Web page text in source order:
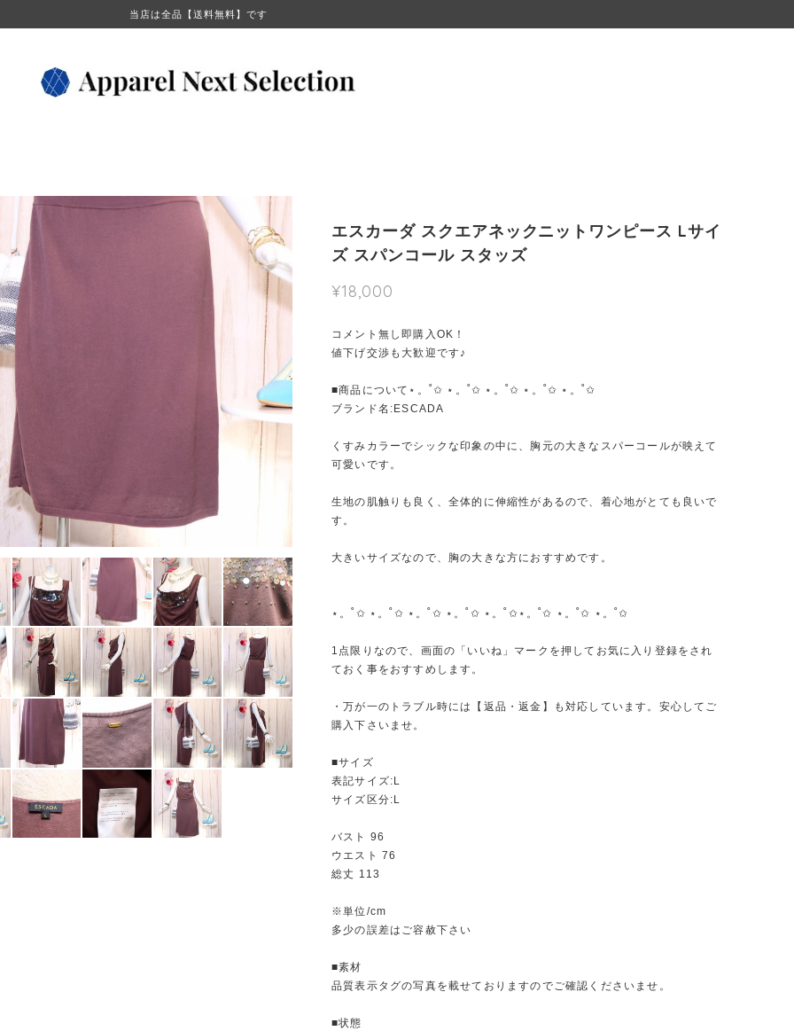
当店は全品【送料無料】です
エスカーダ スクエアネックニットワンピース Lサイ
ズ スパンコール スタッズ
¥18,000
コメント無し即購入OK！
値下げ交渉も大歓迎です♪
■商品について⋆。˚✩ ⋆。˚✩ ⋆。˚✩ ⋆。˚✩ ⋆。˚✩
ブランド名:ESCADA
くすみカラーでシックな印象の中に、胸元の大きなスパーコールが映えて
可愛いです。
生地の肌触りも良く、全体的に伸縮性があるので、着心地がとても良いで
す。
大きいサイズなので、胸の大きな方におすすめです。
⋆。˚✩ ⋆。˚✩ ⋆。˚✩ ⋆。˚✩ ⋆。˚✩⋆。˚✩ ⋆。˚✩ ⋆。˚✩
1点限りなので、画面の「いいね」マークを押してお気に入り登録をされ
ておく事をおすすめします。
・万が一のトラブル時には【返品・返金】も対応しています。安心してご
購入下さいませ。
■サイズ
表記サイズ:L
サイズ区分:L
バスト 96
ウエスト 76
総丈 113
※単位/cm
多少の誤差はご容赦下さい
■素材
品質表示タグの写真を載せておりますのでご確認くださいませ。
■状態